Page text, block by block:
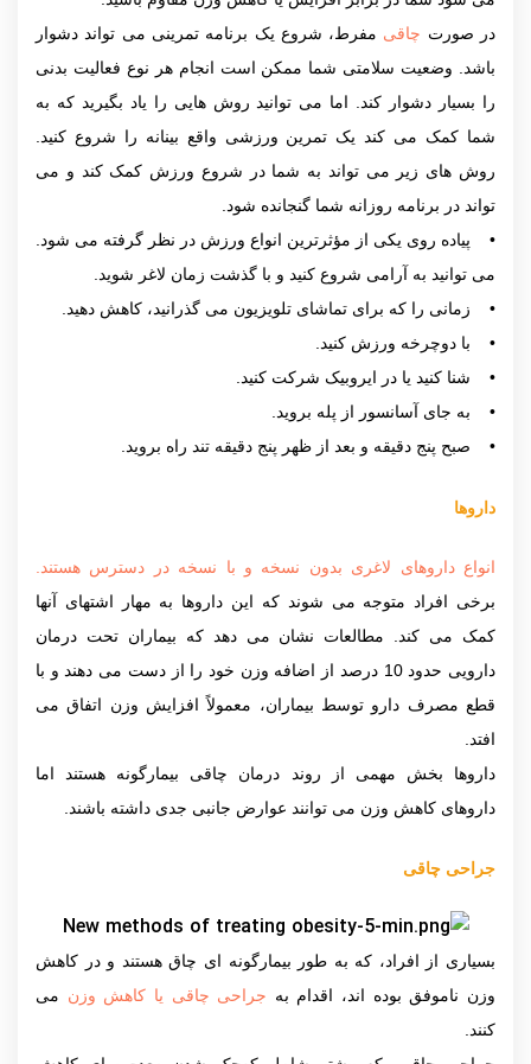
در صورت چاقی مفرط، شروع یک برنامه تمرینی می تواند دشوار
باشد. وضعیت سلامتی شما ممکن است انجام هر نوع فعالیت بدنی
را بسیار دشوار کند. اما می توانید روش هایی را یاد بگیرید که به
شما کمک می کند یک تمرین ورزشی واقع بینانه را شروع کنید.
روش های زیر می تواند به شما در شروع ورزش کمک کند و می
تواند در برنامه روزانه شما گنجانده شود.
• پیاده روی یکی از مؤثرترین انواع ورزش در نظر گرفته می شود.
می توانید به آرامی شروع کنید و با گذشت زمان لاغر شوید.
• زمانی را که برای تماشای تلویزیون می گذرانید، کاهش دهید.
• با دوچرخه ورزش کنید.
• شنا کنید یا در ایروبیک شرکت کنید.
• به جای آسانسور از پله بروید.
• صبح پنج دقیقه و بعد از ظهر پنج دقیقه تند راه بروید.
داروها
انواع داروهای لاغری بدون نسخه و با نسخه در دسترس هستند.
برخی افراد متوجه می شوند که این داروها به مهار اشتهای آنها
کمک می کند. مطالعات نشان می دهد که بیماران تحت درمان
دارویی حدود 10 درصد از اضافه وزن خود را از دست می دهند و با
قطع مصرف دارو توسط بیماران، معمولاً افزایش وزن اتفاق می
افتد.
داروها بخش مهمی از روند درمان چاقی بیمارگونه هستند اما
داروهای کاهش وزن می توانند عوارض جانبی جدی داشته باشند.
جراحی چاقی
بسیاری از افراد، که به طور بیمارگونه ای چاق هستند و در کاهش
وزن ناموفق بوده اند، اقدام به جراحی چاقی یا کاهش وزن می
کنند.